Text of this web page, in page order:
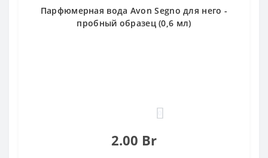
Парфюмерная вода Avon Segno для него -
пробный образец (0,6 мл)
2.00 Br